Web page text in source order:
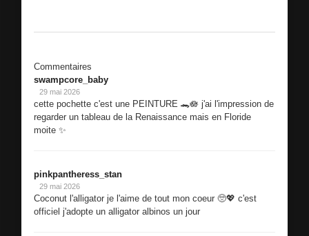
Commentaires
swampcore_baby
29 mai 2026
cette pochette c'est une PEINTURE 🐊🪷 j'ai l'impression de
regarder un tableau de la Renaissance mais en Floride
moite ✨
pinkpantheress_stan
29 mai 2026
Coconut l'alligator je l'aime de tout mon coeur 🥺💖 c'est
officiel j'adopte un alligator albinos un jour